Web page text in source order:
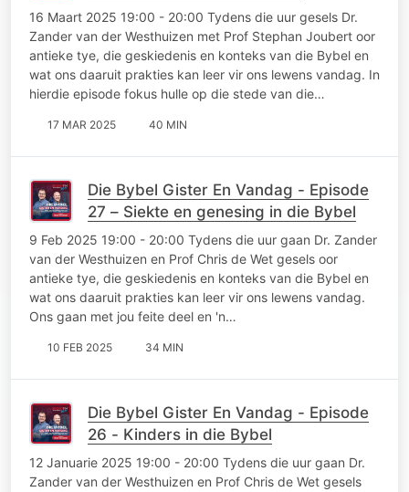
Testament
16 Maart 2025 19:00 - 20:00 Tydens die uur gesels Dr.
Zander van der Westhuizen met Prof Stephan Joubert oor
antieke tye, die geskiedenis en konteks van die Bybel en
wat ons daaruit prakties kan leer vir ons lewens vandag. In
hierdie episode fokus hulle op die stede van die…
17 MAR 2025 40 MIN
Die Bybel Gister En Vandag - Episode
27 – Siekte en genesing in die Bybel
9 Feb 2025 19:00 - 20:00 Tydens die uur gaan Dr. Zander
van der Westhuizen en Prof Chris de Wet gesels oor
antieke tye, die geskiedenis en konteks van die Bybel en
wat ons daaruit prakties kan leer vir ons lewens vandag.
Ons gaan met jou feite deel en 'n…
10 FEB 2025 34 MIN
Die Bybel Gister En Vandag - Episode
26 - Kinders in die Bybel
12 Januarie 2025 19:00 - 20:00 Tydens die uur gaan Dr.
Zander van der Westhuizen en Prof Chris de Wet gesels